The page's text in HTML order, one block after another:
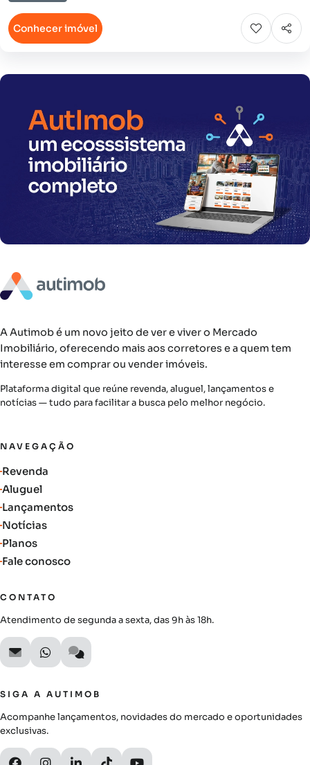
Conhecer imóvel
A Autimob é um novo jeito de ver e viver o Mercado
Imobiliário, oferecendo mais aos corretores e a quem tem
interesse em comprar ou vender imóveis.
Plataforma digital que reúne revenda, aluguel, lançamentos e
notícias — tudo para facilitar a busca pelo melhor negócio.
NAVEGAÇÃO
Revenda
Aluguel
Lançamentos
Notícias
Planos
Fale conosco
CONTATO
Atendimento de segunda a sexta, das 9h às 18h.
SIGA A AUTIMOB
Acompanhe lançamentos, novidades do mercado e oportunidades
exclusivas.